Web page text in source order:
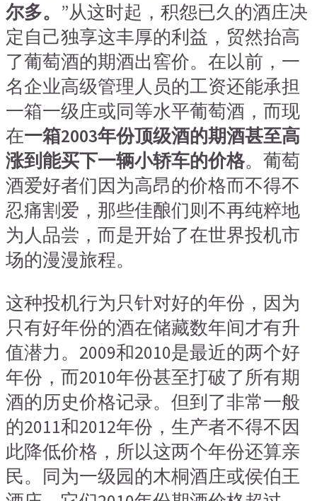
尔多。 ”从这时起，积怨已久的酒庄决
定自己独享这丰厚的利益，贸然抬高
了葡萄酒的期酒出窖价。在以前，一
名企业高级管理人员的工资还能承担
一箱一级庄或同等水平葡萄酒，而现
在一箱2003年份顶级酒的期酒甚至高
涨到能买下一辆小轿车的价格。葡萄
酒爱好者们因为高昂的价格而不得不
忍痛割爱，那些佳酿们则不再纯粹地
为人品尝，而是开始了在世界投机市
场的漫漫旅程。
这种投机行为只针对好的年份，因为
只有好年份的酒在储藏数年间才有升
值潜力。2009和2010是最近的两个好
年份，而2010年份甚至打破了所有期
酒的历史价格记录。但到了非常一般
的2011和2012年份，生产者不得不因
此降低价格，所以这两个年份还算亲
民。同为一级园的木桐酒庄或侯伯王